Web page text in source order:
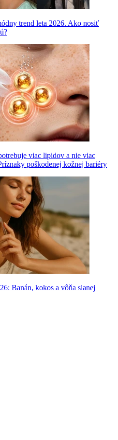
trend leta 2026. Ako nosiť
viac lipidov a nie viac
poškodenej kožnej bariéry
Banán, kokos a vôňa slanej